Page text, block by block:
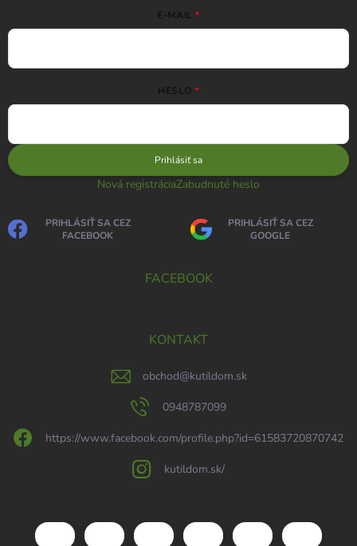
E-MAIL
HESLO
Prihlásiť sa
Nová registráciaZabudnuté heslo
PRIHLÁSIŤ SA CEZ
FACEBOOK
PRIHLÁSIŤ SA CEZ
GOOGLE
FACEBOOK
KONTAKT
obchod@kutildom.sk
0948787099
https://www.facebook.com/profile.php?id=61583720870742
kutildom.sk/